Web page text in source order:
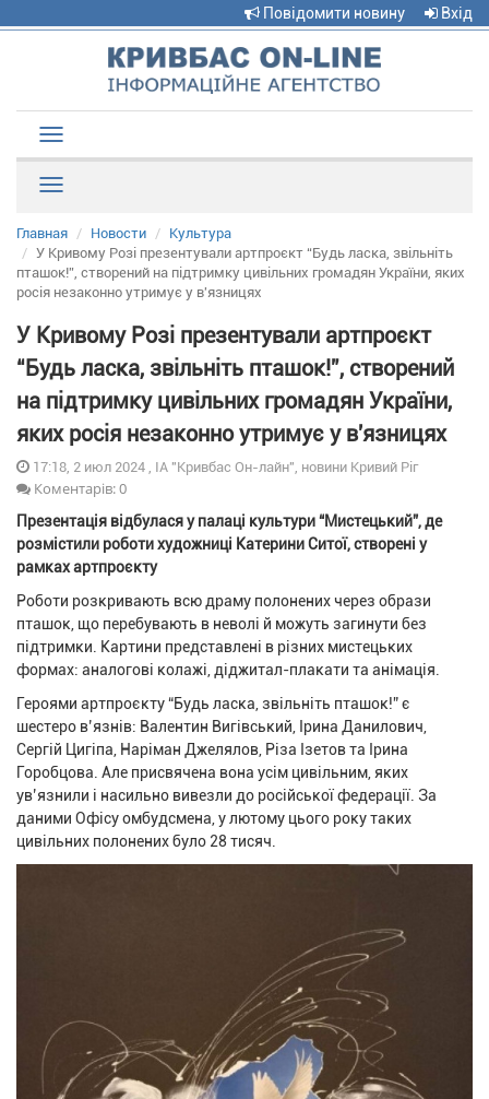
Повідомити новину Вхід
navigation
Главная Новости
Культура
У Кривому Розі презентували артпроєкт “Будь ласка, звільніть
пташок!”, створений на підтримку цивільних громадян України, яких
росія незаконно утримує у в'язницях
У Кривому Розі презентували артпроєкт
“Будь ласка, звільніть пташок!”, створений
на підтримку цивільних громадян України,
яких росія незаконно утримує у в'язницях
17:18, 2 июл 2024 , ІА "Кривбас Он-лайн", новини Кривий Ріг
Коментарів: 0
Презентація відбулася у палаці культури “Мистецький”, де
розмістили роботи художниці Катерини Ситої, створені у
рамках артпроєкту
Роботи розкривають всю драму полонених через образи
пташок, що перебувають в неволі й можуть загинути без
підтримки. Картини представлені в різних мистецьких
формах: аналогові колажі, діджитал-плакати та анімація.
Героями артпроєкту “Будь ласка, звільніть пташок!” є
шестеро в’язнів: Валентин Вигівський, Ірина Данилович,
Сергій Цигіпа, Наріман Джелялов, Різа Ізетов та Ірина
Горобцова. Але присвячена вона усім цивільним, яких
ув’язнили і насильно вивезли до російської федерації. За
даними Офісу омбудсмена, у лютому цього року таких
цивільних полонених було 28 тисяч.